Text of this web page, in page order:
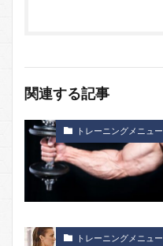
関連する記事
トレーニングメニュー
トレーニングメニュー